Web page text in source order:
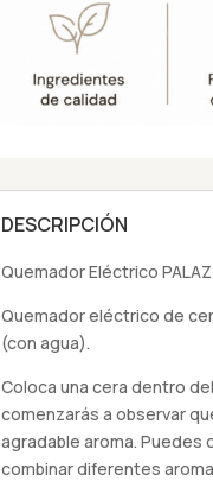
DESCRIPCIÓN
Quemador Eléctrico
Quemador eléctrico de
(con agua).
Coloca una cera dentro
comenzarás a observar
agradable aroma. Puedes
combinar diferentes